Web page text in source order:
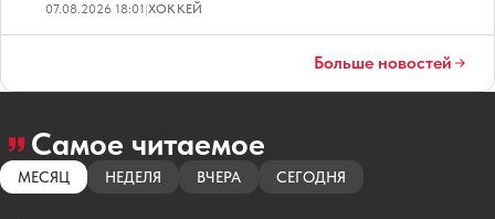
07.08.2026 18:01|ХОККЕЙ
Больше новостей
Самое читаемое
МЕСЯЦ НЕДЕЛЯ ВЧЕРА СЕГОДНЯ